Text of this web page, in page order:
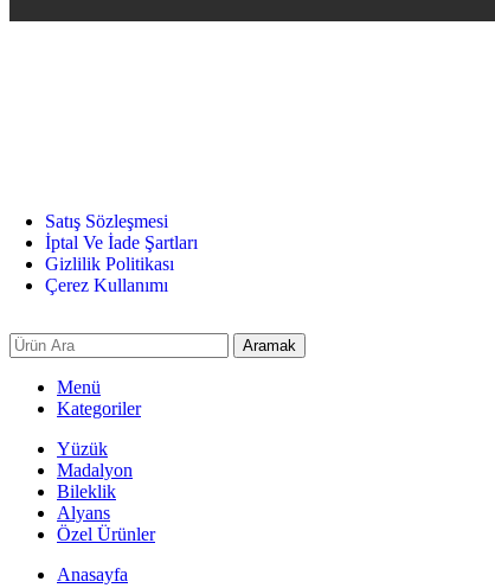
Satış Sözleşmesi
İptal Ve İade Şartları
Gizlilik Politikası
Çerez Kullanımı
Aramak
Menü
Kategoriler
Yüzük
Madalyon
Bileklik
Alyans
Özel Ürünler
Anasayfa